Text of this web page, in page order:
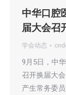
中华口腔
届大会召
学会动态
9月5日，中
召开换届大
产生常务委